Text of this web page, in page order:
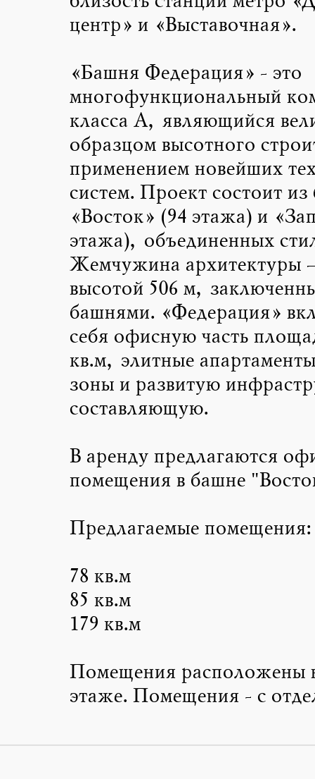
центр» и «Выставочная».
«Башня Федерация» - это
многофункциональный
класса А, являющийся
образцом высотного
применением новейших
систем. Проект состоит из
«Восток» (94 этажа) и
этажа), объединенных
Жемчужина архитектуры
высотой 506 м,
башнями. «Федерация»
себя офисную часть
кв.м, элитные
зоны и развитую
составляющую.
В аренду предлагаются
помещения в башне
Предлагаемые помещения:
78 кв.м
85 кв.м
179 кв.м
Помещения расположены
этаже. Помещения - с